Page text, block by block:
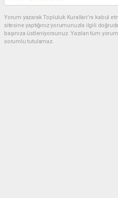
Yorum yazarak Topluluk Kuralları’nı kabul
sitesine yaptığınız yorumunuzla ilgili
başınıza üstleniyorsunuz. Yazılan tüm
sorumlu tutulamaz.